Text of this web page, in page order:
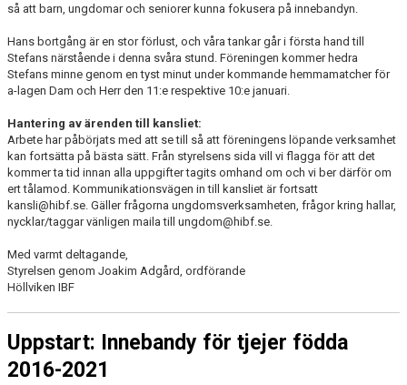
så att barn, ungdomar och seniorer kunna fokusera på innebandyn.
Hans bortgång är en stor förlust, och våra tankar går i första hand till
Stefans närstående i denna svåra stund. Föreningen kommer hedra
Stefans minne genom en tyst minut under kommande hemmamatcher för
a-lagen Dam och Herr den 11:e respektive 10:e januari.
Hantering av ärenden till kansliet:
Arbete har påbörjats med att se till så att föreningens löpande verksamhet
kan fortsätta på bästa sätt. Från styrelsens sida vill vi flagga för att det
kommer ta tid innan alla uppgifter tagits omhand om och vi ber därför om
ert tålamod. Kommunikationsvägen in till kansliet är fortsatt
kansli@hibf.se. Gäller frågorna ungdomsverksamheten, frågor kring hallar,
nycklar/taggar vänligen maila till ungdom@hibf.se.
Med varmt deltagande,
Styrelsen genom Joakim Adgård, ordförande
Höllviken IBF
Uppstart: Innebandy för tjejer födda
2016-2021